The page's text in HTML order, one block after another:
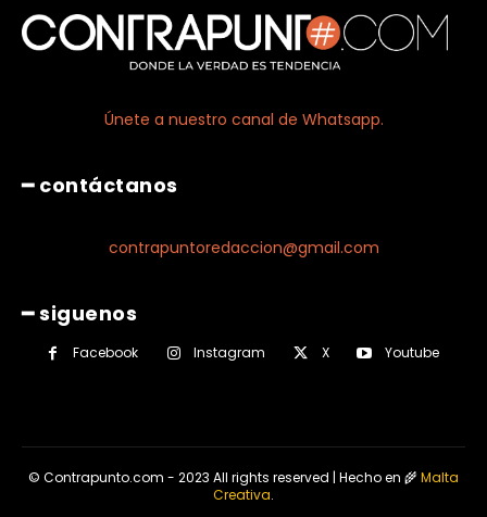
Únete a nuestro canal de Whatsapp.
━ contáctanos
contrapuntoredaccion@gmail.com
━ siguenos
Facebook Instagram X Youtube
© Contrapunto.com - 2023 All rights reserved | Hecho en 🌾Malta
Creativa.